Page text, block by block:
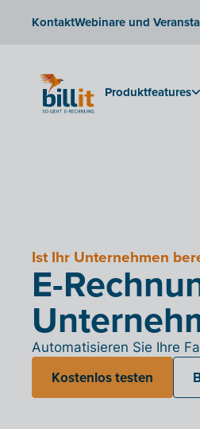
KontaktWebinare und
Produktfeatures
Ist Ihr Unternehmen
E-
Automatisieren Sie Ihre
Kostenlos testen